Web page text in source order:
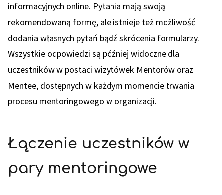
informacyjnych online. Pytania mają swoją
rekomendowaną formę, ale istnieje też możliwość
dodania własnych pytań bądź skrócenia formularzy.
Wszystkie odpowiedzi są później widoczne dla
uczestników w postaci wizytówek Mentorów oraz
Mentee, dostępnych w każdym momencie trwania
procesu mentoringowego w organizacji.
Łączenie uczestników w
pary mentoringowe